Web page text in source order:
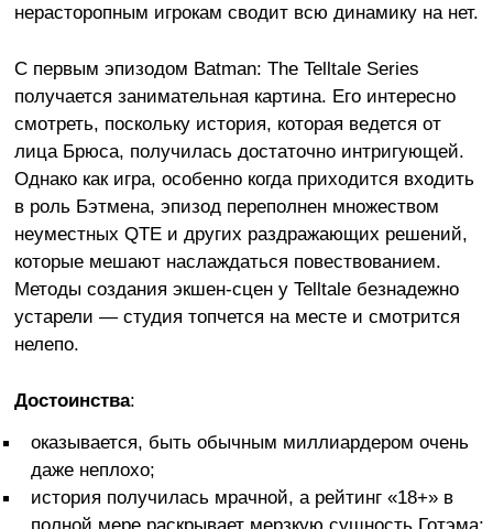
нерасторопным игрокам сводит всю динамику на нет.
С первым эпизодом Batman: The Telltale Series
получается занимательная картина. Его интересно
смотреть, поскольку история, которая ведется от
лица Брюса, получилась достаточно интригующей.
Однако как игра, особенно когда приходится входить
в роль Бэтмена, эпизод переполнен множеством
неуместных QTE и других раздражающих решений,
которые мешают наслаждаться повествованием.
Методы создания экшен-сцен у Telltale безнадежно
устарели — студия топчется на месте и смотрится
нелепо.
Достоинства:
оказывается, быть обычным миллиардером очень
даже неплохо;
история получилась мрачной, а рейтинг «18+» в
полной мере раскрывает мерзкую сущность Готэма;